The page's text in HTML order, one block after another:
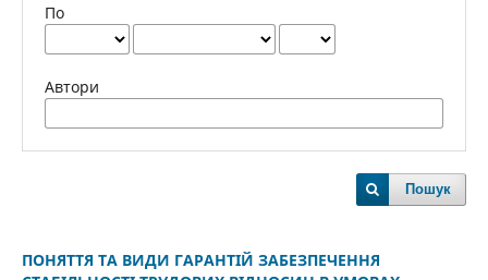
По
Автори
Пошук
ПОНЯТТЯ ТА ВИДИ ГАРАНТІЙ ЗАБЕЗПЕЧЕННЯ